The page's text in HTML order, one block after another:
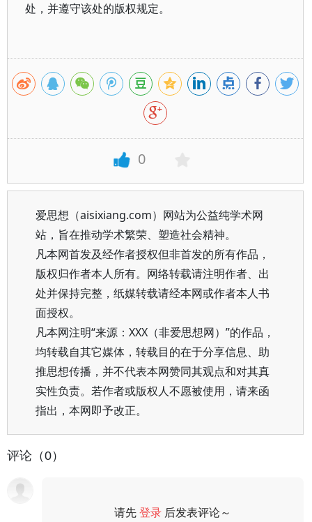
处，并遵守该处的版权规定。
0
爱思想（aisixiang.com）网站为公益纯学术网
站，旨在推动学术繁荣、塑造社会精神。
凡本网首发及经作者授权但非首发的所有作品，
版权归作者本人所有。网络转载请注明作者、出
处并保持完整，纸媒转载请经本网或作者本人书
面授权。
凡本网注明“来源：XXX（非爱思想网）”的作品，
均转载自其它媒体，转载目的在于分享信息、助
推思想传播，并不代表本网赞同其观点和对其真
实性负责。若作者或版权人不愿被使用，请来函
指出，本网即予改正。
评论（0）
请先登录 后发表评论～